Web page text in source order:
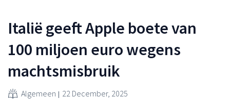
Italië geeft Apple boete van
100 miljoen euro wegens
machtsmisbruik
Algemeen 22 December, 2025